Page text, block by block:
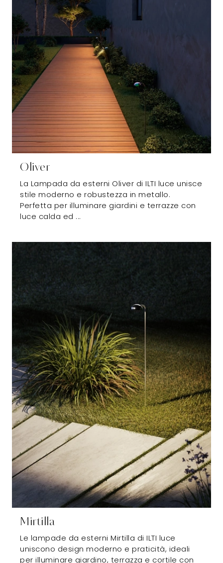
Oliver
La Lampada da esterni Oliver di ILTI luce unisce
stile moderno e robustezza in metallo.
Perfetta per illuminare giardini e terrazze con
luce calda ed ...
Mirtilla
Le lampade da esterni Mirtilla di ILTI luce
uniscono design moderno e praticità, ideali
per illuminare giardino, terrazza e cortile con